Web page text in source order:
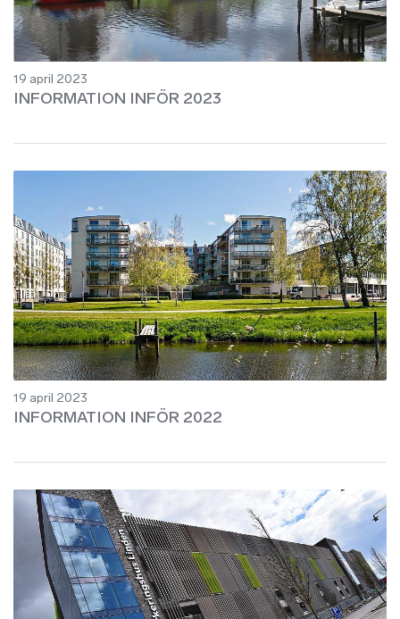
19 april 2023
INFORMATION INFÖR 2023
19 april 2023
INFORMATION INFÖR 2022